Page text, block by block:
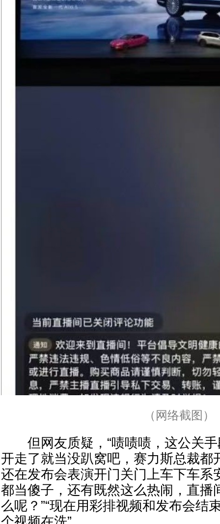
（网络截图）
但网友质疑，“啧啧啧，这公关手
开走了就当没趴窝吧，赛力斯总裁都
还在发布会表演开门关门上车下车系
都当傻子，还有既然这么热闹，直播
么呢？”“现在用彩排视频和发布会结